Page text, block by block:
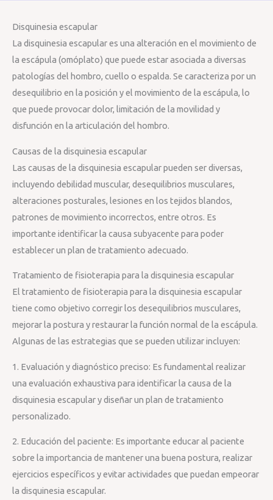
Disquinesia escapular
La disquinesia escapular es una alteración en el movimiento de
la escápula (omóplato) que puede estar asociada a diversas
patologías del hombro, cuello o espalda. Se caracteriza por un
desequilibrio en la posición y el movimiento de la escápula, lo
que puede provocar dolor, limitación de la movilidad y
disfunción en la articulación del hombro.
Causas de la disquinesia escapular
Las causas de la disquinesia escapular pueden ser diversas,
incluyendo debilidad muscular, desequilibrios musculares,
alteraciones posturales, lesiones en los tejidos blandos,
patrones de movimiento incorrectos, entre otros. Es
importante identificar la causa subyacente para poder
establecer un plan de tratamiento adecuado.
Tratamiento de fisioterapia para la disquinesia escapular
El tratamiento de fisioterapia para la disquinesia escapular
tiene como objetivo corregir los desequilibrios musculares,
mejorar la postura y restaurar la función normal de la escápula.
Algunas de las estrategias que se pueden utilizar incluyen:
1. Evaluación y diagnóstico preciso: Es fundamental realizar
una evaluación exhaustiva para identificar la causa de la
disquinesia escapular y diseñar un plan de tratamiento
personalizado.
2. Educación del paciente: Es importante educar al paciente
sobre la importancia de mantener una buena postura, realizar
ejercicios específicos y evitar actividades que puedan empeorar
la disquinesia escapular.